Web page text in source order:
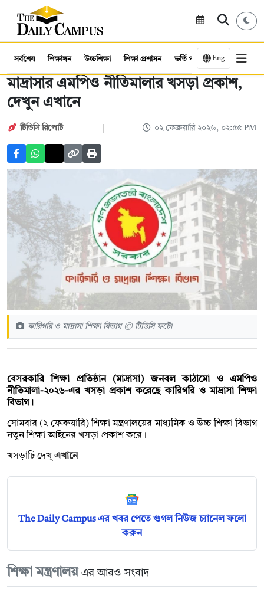
সর্বশেষ শিক্ষাঙ্গন উচ্চশিক্ষা শিক্ষা প্রশাসন ভর্তি পরীক্ষা কর্মসংস্থান
Eng
মাদ্রাসার এমপিও নীতিমালার খসড়া প্রকাশ,
দেখুন এখানে
টিডিসি রিপোর্ট ০২ ফেব্রুয়ারি ২০২৬, ০২:৫৫ PM
কারিগরি ও মাদ্রাসা শিক্ষা বিভাগ © টিডিসি ফটো
বেসরকারি শিক্ষা প্রতিষ্ঠান (মাদ্রাসা) জনবল কাঠামো ও এমপিও
নীতিমালা-২০২৬-এর খসড়া প্রকাশ করেছে কারিগরি ও মাদ্রাসা শিক্ষা
বিভাগ।
সোমবার (২ ফেব্রুয়ারি) শিক্ষা মন্ত্রণালয়ের মাধ্যমিক ও উচ্চ শিক্ষা বিভাগ
নতুন শিক্ষা আইনের খসড়া প্রকাশ করে।
খসড়াটি দেখু এখানে
The Daily Campus এর খবর পেতে গুগল নিউজ চ্যানেল ফলো
করুন
শিক্ষা মন্ত্রণালয় এর আরও সংবাদ